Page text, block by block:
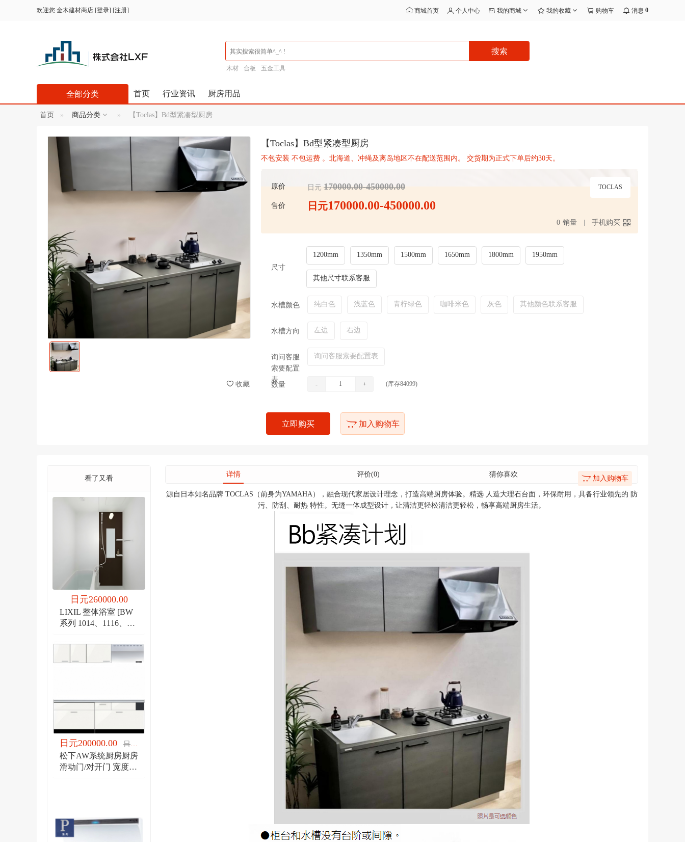
欢迎您 金木建材商店 [登录] [注册] 商城首页 个人中心 我的商城 我的收藏 购物车 消息 0
搜索
木材 合板 五金工具
首页 行业资讯 厨房用品
全部分类
首页 商品分类 【Toclas】Bd型紧凑型厨房
收藏
【Toclas】Bd型紧凑型厨房
不包安装 不包运费 。北海道、冲绳及离岛地区不在配送范围内。 交货期为正式下单后约30天。
原价 日元 170000.00-450000.00
售价 日元170000.00-450000.00
0 销量 手机购买
TOCLAS
尺寸
1200mm 1350mm 1500mm 1650mm 1800mm 1950mm
其他尺寸联系客服
水槽颜色 纯白色 浅蓝色 青柠绿色 咖啡米色 灰色 其他颜色联系客服
水槽方向 左边 右边
询问客服
索要配置
表
询问客服索要配置表
数量 - + (库存84099)
立即购买 加入购物车
看了又看
日元260000.00
LIXIL 整体浴室 [BW
系列 1014、1116、
日元200000.00 日元200000.00
松下AW系统厨房厨房
滑动门/对开门 宽度
加入购物车
详情 评价(0) 猜你喜欢
源自日本知名品牌 TOCLAS（前身为YAMAHA），融合现代家居设计理念，打造高端厨房体验。精选 人造大理石台面，环保耐用，具备行业领先的 防
污、防刮、耐热 特性。无缝一体成型设计，让清洁更轻松清洁更轻松，畅享高端厨房生活。